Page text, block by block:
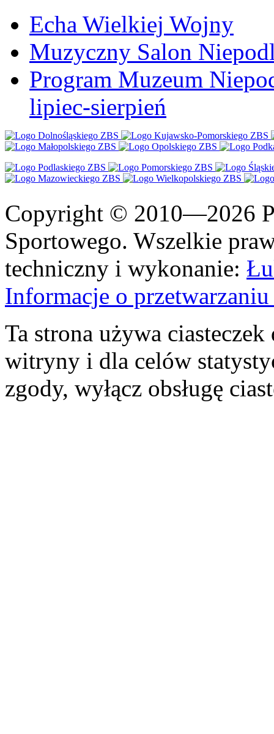
Echa Wielkiej Wojny
Muzyczny Salon
Program Muzeum
lipiec-sierpień
Copyright © 2010—2026
Sportowego. Wszelkie
techniczny i wykonanie:
Informacje o
Ta strona używa
witryny i dla celów
zgody, wyłącz obsługę